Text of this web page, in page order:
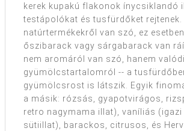
kerek kupakú flakonok ínycsiklandó
testápolókat és tusfürdőket rejtenek.
natúrtermékekről van szó, ez
őszibarack vagy sárgabarack van
nem aromáról van szó, hanem valódi
gyümölcstartalomról -- a
gyümölcsrost is látszik. Egyik
a másik: rózsás, gyapotvirágos,
retro nagymama illat), vaníliás (igazi
sütiillat), barackos, citrusos, és